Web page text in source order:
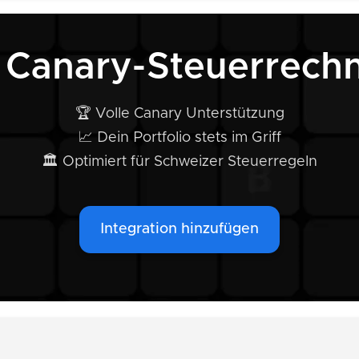
Canary-
🏆 Volle Canary Unterstützung
📈 Dein Portfolio stets im Griff
🏛️ Optimiert für Schweizer Steuerregeln
Integration hinzufügen